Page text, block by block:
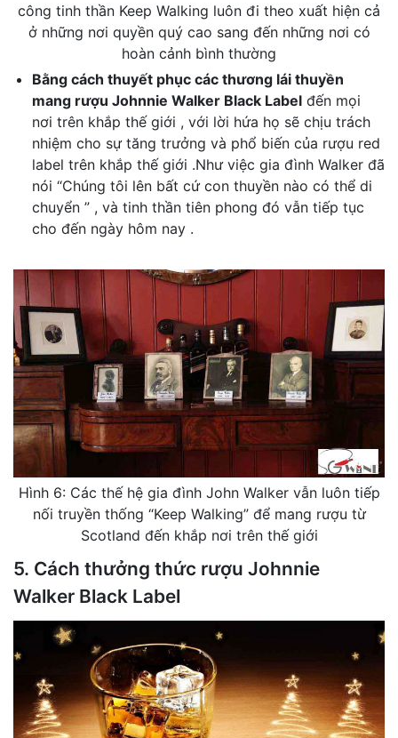
công tinh thần Keep Walking luôn đi theo xuất hiện cả
ở những nơi quyền quý cao sang đến những nơi có
hoàn cảnh bình thường
Bằng cách thuyết phục các thương lái thuyền
mang rượu Johnnie Walker Black Labelđến mọi
nơi trên khắp thế giới , với lời hứa họ sẽ chịu trách
nhiệm cho sự tăng trưởng và phổ biến của rượu red
label trên khắp thế giới .Như việc gia đình Walker đã
nói “Chúng tôi lên bất cứ con thuyền nào có thể di
chuyển ” , và tinh thần tiên phong đó vẫn tiếp tục
cho đến ngày hôm nay .
Hình 6: Các thế hệ gia đình John Walker vẫn luôn tiếp
nối truyền thống “Keep Walking” để mang rượu từ
Scotland đến khắp nơi trên thế giới
5. Cách thưởng thức rượu Johnnie
Walker Black Label